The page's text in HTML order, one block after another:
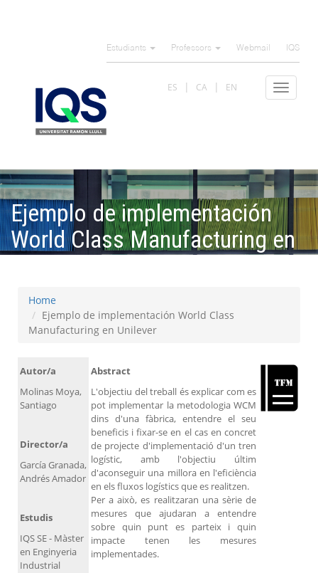
Estudiants Professors Webmail IQS
Toggle
ES CA EN
Ejemplo de implementación
World Class Manufacturing en
Home
Ejemplo de implementación World Class
Manufacturing en Unilever
Autor/a
Molinas Moya,
Santiago
Abstract
L'objectiu del treball és explicar com es
pot implementar la metodologia WCM
dins d'una fàbrica, entendre el seu
beneficis i fixar-se en el cas en concret
de projecte d'implementació d'un tren
logístic, amb l'objectiu últim
d'aconseguir una millora en l'eficiència
en els fluxos logístics que es realitzen.
Per a això, es realitzaran una sèrie de
mesures que ajudaran a entendre
sobre quin punt es parteix i quin
impacte tenen les mesures
implementades.
Director/a
García Granada,
Andrés Amador
Estudis
IQS SE - Màster
en Enginyeria
Industrial